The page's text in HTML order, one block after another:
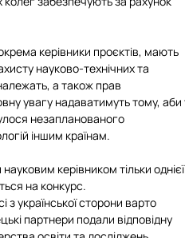
керівники проєктів, мають
науково-технічних та
а також прав
увагу надаватимуть тому, аби
незапланованого
іншим країнам.
керівником тільки однієї
на конкурс.
з української сторони варто
партнери подали відповідну